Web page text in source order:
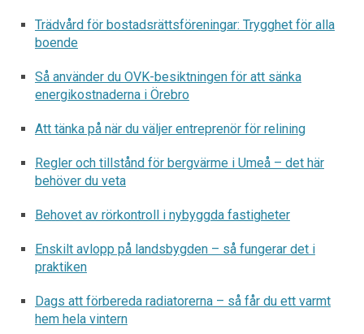
Trädvård för bostadsrättsföreningar: Trygghet för alla
boende
Så använder du OVK-besiktningen för att sänka
energikostnaderna i Örebro
Att tänka på när du väljer entreprenör för relining
Regler och tillstånd för bergvärme i Umeå – det här
behöver du veta
Behovet av rörkontroll i nybyggda fastigheter
Enskilt avlopp på landsbygden – så fungerar det i
praktiken
Dags att förbereda radiatorerna – så får du ett varmt
hem hela vintern